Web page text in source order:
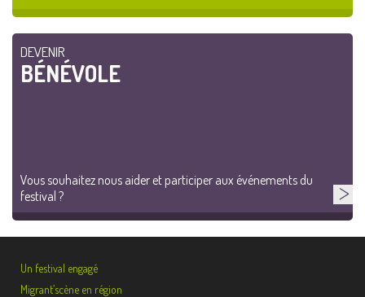
DEVENIR
BÉNÉVOLE
Vous souhaitez nous aider et participer aux événements du
festival ?
Un festival engagé
Migrant’scène en région